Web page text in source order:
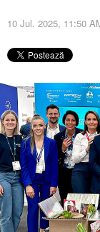
10 Jul. 2025, 11:50